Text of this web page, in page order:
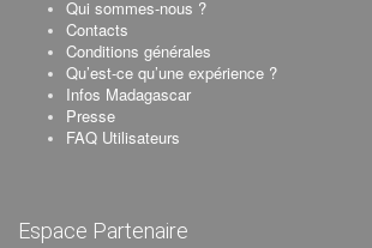
Qui sommes-nous ?
Contacts
Conditions générales
Qu’est-ce qu’une expérience ?
Infos Madagascar
Presse
FAQ Utilisateurs
Espace Partenaire